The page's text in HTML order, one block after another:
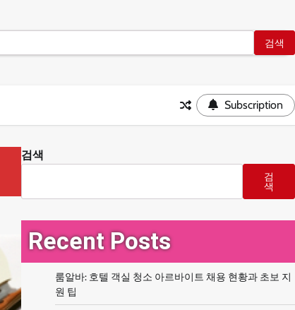
Subscription
검색
검
색
Recent Posts
룸알바: 호텔 객실 청소 아르바이트 채용 현황과 초보 지
원 팁